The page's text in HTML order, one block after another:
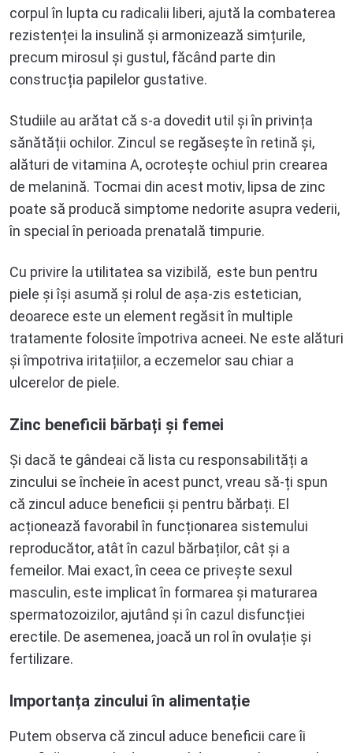
corpul în lupta cu radicalii liberi, ajută la combaterea
rezistenței la insulină și armonizează simțurile,
precum mirosul și gustul, făcând parte din
construcția papilelor gustative.
Studiile au arătat că s-a dovedit util și în privința
sănătății ochilor. Zincul se regăsește în retină și,
alături de vitamina A, ocrotește ochiul prin crearea
de melanină. Tocmai din acest motiv, lipsa de zinc
poate să producă simptome nedorite asupra vederii,
în special în perioada prenatală timpurie.
Cu privire la utilitatea sa vizibilă, este bun pentru
piele și își asumă și rolul de așa-zis estetician,
deoarece este un element regăsit în multiple
tratamente folosite împotriva acneei. Ne este alături
și împotriva iritațiilor, a eczemelor sau chiar a
ulcerelor de piele.
Zinc beneficii bărbați și femei
Și dacă te gândeai că lista cu responsabilități a
zincului se încheie în acest punct, vreau să-ți spun
că zincul aduce beneficii și pentru bărbați. El
acționează favorabil în funcționarea sistemului
reproducător, atât în cazul bărbaților, cât și a
femeilor. Mai exact, în ceea ce privește sexul
masculin, este implicat în formarea și maturarea
spermatozoizilor, ajutând și în cazul disfuncției
erectile. De asemenea, joacă un rol în ovulație și
fertilizare.
Importanța zincului în alimentație
Putem observa că zincul aduce beneficii care îi